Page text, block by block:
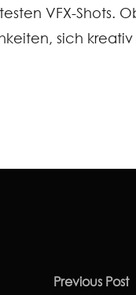
VFX-Shots.
sich kreativ
Previous Post